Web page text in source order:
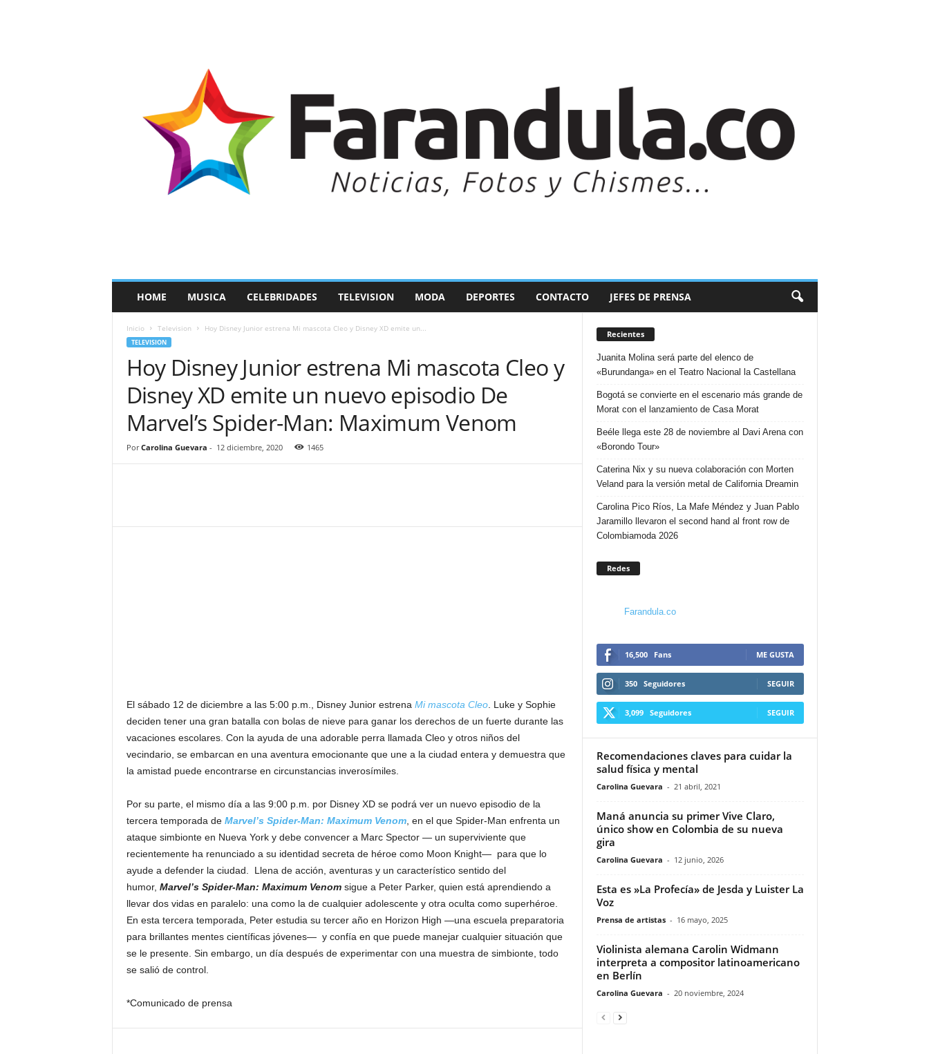
a
HOME MUSICA CELEBRIDADES TELEVISION MODA DEPORTES CONTACTO JEFES DE PRENSA
Inicio Television Hoy Disney Junior estrena Mi mascota Cleo y Disney XD emite un...
TELEVISION
Hoy Disney Junior estrena Mi mascota Cleo y
Disney XD emite un nuevo episodio De
Marvel’s Spider-Man: Maximum Venom
Por Carolina Guevara - 12 diciembre, 2020 1465
El sábado 12 de diciembre a las 5:00 p.m., Disney Junior estrena Mi mascota Cleo. Luke y Sophie
deciden tener una gran batalla con bolas de nieve para ganar los derechos de un fuerte durante las
vacaciones escolares. Con la ayuda de una adorable perra llamada Cleo y otros niños del
vecindario, se embarcan en una aventura emocionante que une a la ciudad entera y demuestra que
la amistad puede encontrarse en circunstancias inverosímiles.
Por su parte, el mismo día a las 9:00 p.m. por Disney XD se podrá ver un nuevo episodio de la
tercera temporada de Marvel’s Spider-Man: Maximum Venom, en el que Spider-Man enfrenta un
ataque simbionte en Nueva York y debe convencer a Marc Spector — un superviviente que
recientemente ha renunciado a su identidad secreta de héroe como Moon Knight— para que lo
ayude a defender la ciudad. Llena de acción, aventuras y un característico sentido del
humor, Marvel’s Spider-Man: Maximum Venomsigue a Peter Parker, quien está aprendiendo a
llevar dos vidas en paralelo: una como la de cualquier adolescente y otra oculta como superhéroe.
En esta tercera temporada, Peter estudia su tercer año en Horizon High —una escuela preparatoria
para brillantes mentes científicas jóvenes— y confía en que puede manejar cualquier situación que
se le presente. Sin embargo, un día después de experimentar con una muestra de simbionte, todo
se salió de control.
*Comunicado de prensa
Recientes
Juanita Molina será parte del elenco de
«Burundanga» en el Teatro Nacional la Castellana
Bogotá se convierte en el escenario más grande de
Morat con el lanzamiento de Casa Morat
Beéle llega este 28 de noviembre al Davi Arena con
«Borondo Tour»
Caterina Nix y su nueva colaboración con Morten
Veland para la versión metal de California Dreamin
Carolina Pico Ríos, La Mafe Méndez y Juan Pablo
Jaramillo llevaron el second hand al front row de
Colombiamoda 2026
Redes
Farandula.co
16,500 Fans ME GUSTA
350 Seguidores SEGUIR
3,099 Seguidores SEGUIR
Recomendaciones claves para cuidar la
salud física y mental
Carolina Guevara - 21 abril, 2021
Maná anuncia su primer Vive Claro,
único show en Colombia de su nueva
gira
Carolina Guevara - 12 junio, 2026
Esta es »La Profecía» de Jesda y Luister La
Voz
Prensa de artistas - 16 mayo, 2025
Violinista alemana Carolin Widmann
interpreta a compositor latinoamericano
en Berlín
Carolina Guevara - 20 noviembre, 2024